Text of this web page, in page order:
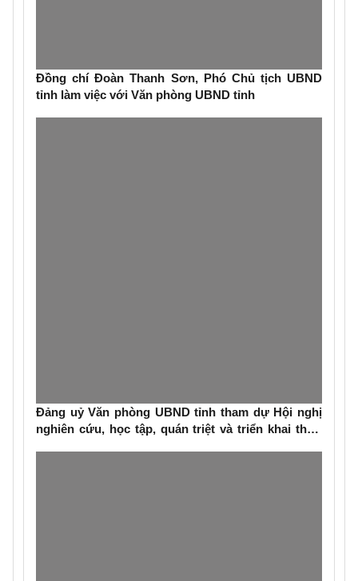
Đồng chí Đoàn Thanh Sơn, Phó Chủ tịch UBND
tỉnh làm việc với Văn phòng UBND tỉnh
Đảng uỷ Văn phòng UBND tỉnh tham dự Hội nghị
nghiên cứu, học tập, quán triệt và triển khai thực